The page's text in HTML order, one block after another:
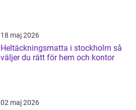
18 maj 2026
Heltäckningsmatta i stockholm så
väljer du rätt för hem och kontor
02 maj 2026